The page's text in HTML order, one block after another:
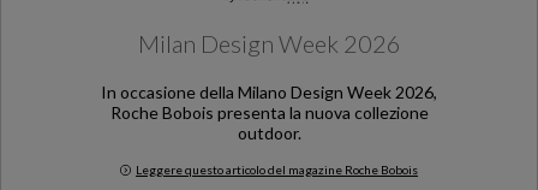
Milan Design Week 2026
In occasione della Milano Design Week 2026,
Roche Bobois presenta la nuova collezione
outdoor.
Leggere questo articolo del magazine Roche Bobois
Milan Design Week 2026